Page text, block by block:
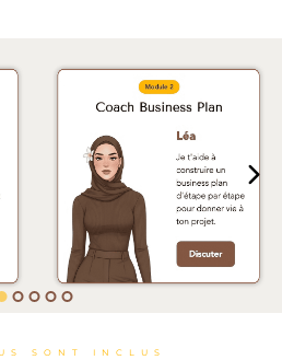
SONT INCLUS